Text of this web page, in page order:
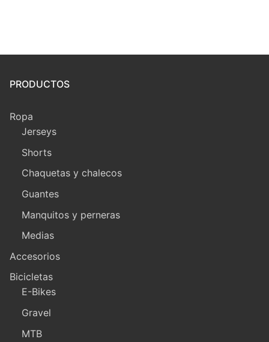
PRODUCTOS
Ropa
Jerseys
Shorts
Chaquetas y chalecos
Guantes
Manquitos y perneras
Medias
Accesorios
Bicicletas
E-Bikes
Gravel
MTB